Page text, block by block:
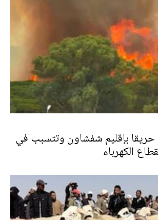
الرياح تشعل 12 حريقا بإقليم شفشاون وتتسبب في
الكهرباء